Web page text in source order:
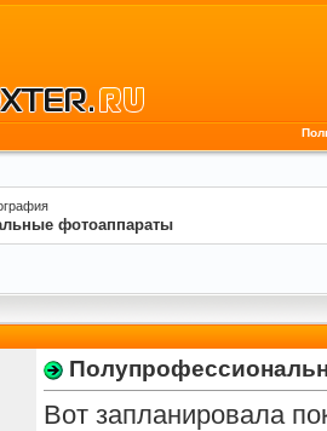
фотоаппараты
Вот запланировала